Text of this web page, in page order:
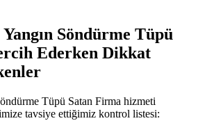
Söndürme Tüpü
Ederken Dikkat
Tüpü Satan Firma hizmeti
tavsiye ettiğimiz kontrol listesi: